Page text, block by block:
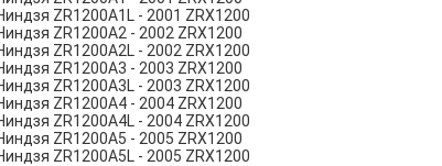
ZR1200A1L - 2001 ZRX1200
ZR1200A2 - 2002 ZRX1200
ZR1200A2L - 2002 ZRX1200
ZR1200A3 - 2003 ZRX1200
ZR1200A3L - 2003 ZRX1200
ZR1200A4 - 2004 ZRX1200
ZR1200A4L - 2004 ZRX1200
ZR1200A5 - 2005 ZRX1200
ZR1200A5L - 2005 ZRX1200